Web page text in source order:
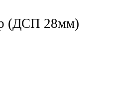
(ДСП 28мм)